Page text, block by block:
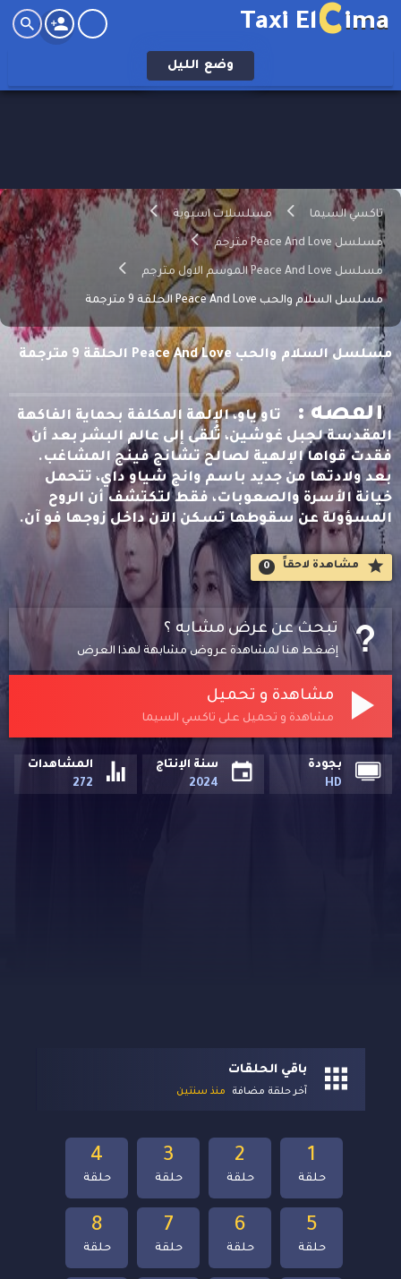
Taxi ElCima
وضع الليل
تاكسي السيما مسلسلات اسيوية
مسلسل Peace And Love مترجم
مسلسل Peace And Love الموسم الاول مترجم
مسلسل السلام والحب Peace And Love الحلقة 9 مترجمة
مسلسل السلام والحب Peace And Love الحلقة 9 مترجمة
القصه :
تاو ياو، الإلهة المكلفة بحماية الفاكهة
المقدسة لجبل غوشين، تُلقى إلى عالم البشر بعد أن
فقدت قواها الإلهية لصالح تشانج فينج المشاغب.
بعد ولادتها من جديد باسم وانج شياو داي، تتحمل
خيانة الأسرة والصعوبات، فقط لتكتشف أن الروح
المسؤولة عن سقوطها تسكن الآن داخل زوجها فو آن.
مشاهدة لاحقاََ 0
تبحث عن عرض مشابه ؟
إضغط هنا لمشاهدة عروض مشابهة لهذا العرض
مشاهدة و تحميل
مشاهدة و تحميل على تاكسي السيما
بجودة
HD
سنة الإنتاج
2024
المشاهدات
272
باقي الحلقات
آخر حلقة مضافة منذ سنتين
8
حلقة
7
حلقة
6
حلقة
5
حلقة
4
حلقة
3
حلقة
2
حلقة
1
حلقة